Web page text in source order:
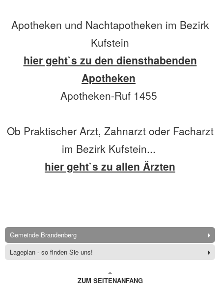
Apotheken und Nachtapotheken im Bezirk
Kufstein
hier geht`s zu den diensthabenden
Apotheken
Apotheken-Ruf 1455
Ob Praktischer Arzt, Zahnarzt oder Facharzt
im Bezirk Kufstein...
hier geht`s zu allen Ärzten
Gemeinde Brandenberg
Lageplan - so finden Sie uns!
ZUM SEITENANFANG